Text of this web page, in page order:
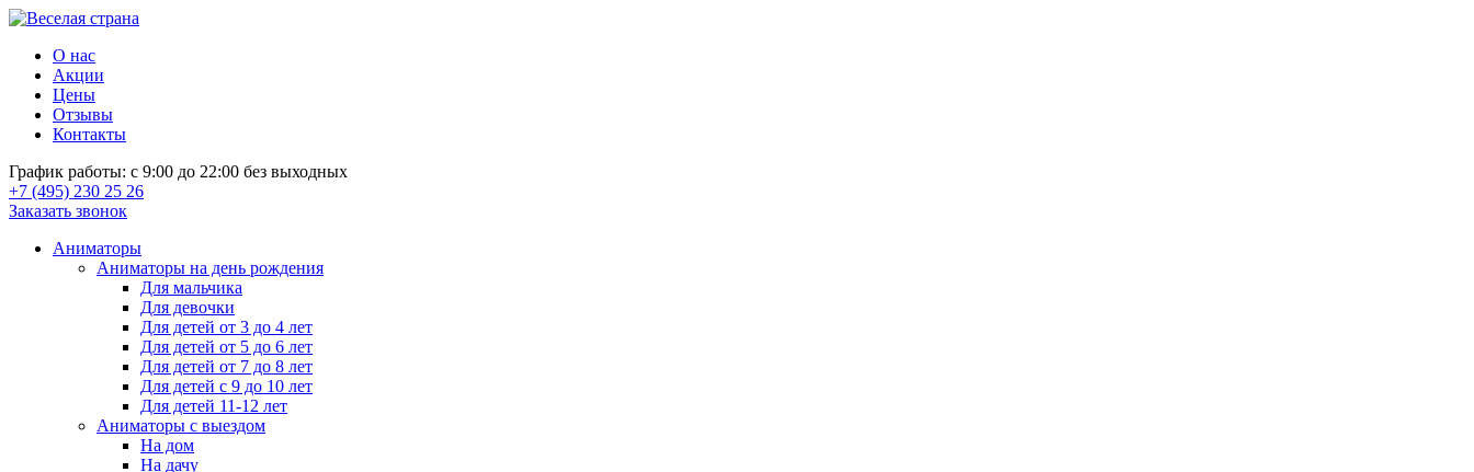
О нас
Акции
Цены
Отзывы
Контакты
График работы: с 9:00 до 22:00 без выходных
+7 (495) 230 25 26
Заказать звонок
Аниматоры
Аниматоры на день рождения
Для мальчика
Для девочки
Для детей от 3 до 4 лет
Для детей от 5 до 6 лет
Для детей от 7 до 8 лет
Для детей с 9 до 10 лет
Для детей 11-12 лет
Аниматоры с выездом
На дом
На дачу